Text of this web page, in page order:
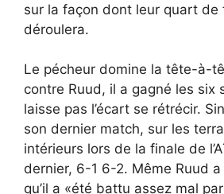
sur la façon dont leur quart de
déroulera.
Le pécheur domine la tête-à-
contre Ruud, il a gagné les six
laisse pas l’écart se rétrécir.
son dernier match, sur les
intérieurs lors de la finale de
dernier, 6-1 6-2. Même Ruud
qu’il a «été battu assez mal